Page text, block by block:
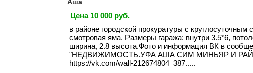
Аша
Цена 10 000 руб.
в районе городской прокуратуры с круглосуточным
смотровая яма. Размеры гаража: внутри 3.5*6,
ширина, 2.8 высота.Фото и информация ВК в
"НЕДВИЖИМОСТЬ.УФА АША СИМ МИНЬЯР И
https://vk.com/wall-212674804_387.....